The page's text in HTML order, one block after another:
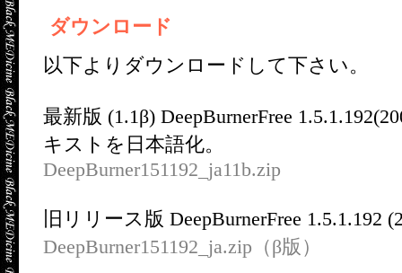
ダウンロード
以下よりダウンロードして下さい。
最新版 (1.1β) DeepBurnerFree
キストを日本語化。
DeepBurner151192_ja11b.zip
旧リリース版 DeepBurnerFree
DeepBurner151192_ja.zip（β版）